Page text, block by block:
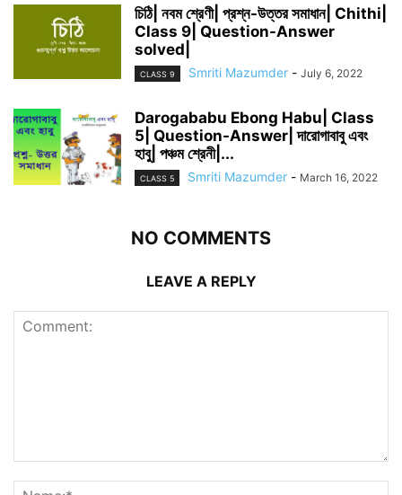
চিঠি| নবম শ্রেণী| প্রশ্ন-উত্তর সমাধান| Chithi|
Class 9| Question-Answer
solved|
CLASS 9 Smriti Mazumder - July 6, 2022
Darogababu Ebong Habu| Class
5| Question-Answer| দারোগাবাবু এবং
হাবু| পঞ্চম শ্রেনী|...
CLASS 5 Smriti Mazumder - March 16, 2022
NO COMMENTS
LEAVE A REPLY